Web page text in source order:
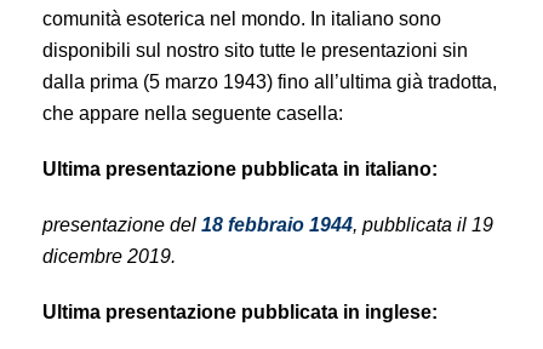
comunità esoterica nel mondo. In italiano sono
disponibili sul nostro sito tutte le presentazioni sin
dalla prima (5 marzo 1943) fino all’ultima già tradotta,
che appare nella seguente casella:
Ultima presentazione pubblicata in italiano:
presentazione del 18 febbraio 1944, pubblicata il 19
dicembre 2019.
Ultima presentazione pubblicata in inglese: